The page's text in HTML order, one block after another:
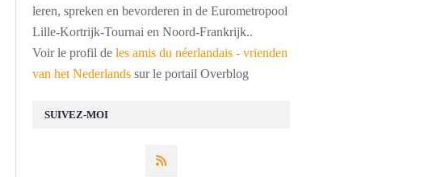
SUIVEZ-MOI
leren, spreken en bevorderen in de Eurometropool
Lille-Kortrijk-Tournai en Noord-Frankrijk..
Voir le profil de les amis du néerlandais - vrienden
van het Nederlands sur le portail Overblog